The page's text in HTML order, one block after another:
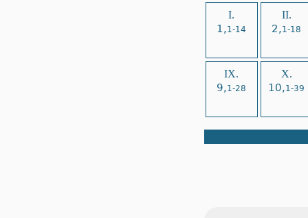
I.
1,1-14
II.
2,1-18
IX.
9,1-28
X.
10,1-39